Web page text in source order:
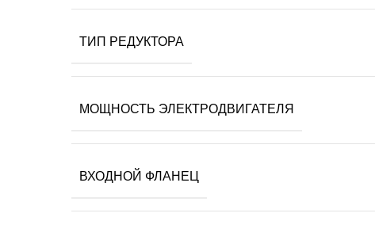
ТИП РЕДУКТОРА
МОЩНОСТЬ ЭЛЕКТРОДВИГАТЕЛЯ
ВХОДНОЙ ФЛАНЕЦ